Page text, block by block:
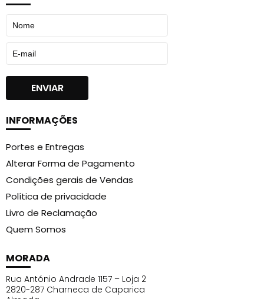
INFORMAÇÕES
Portes e Entregas
Alterar Forma de Pagamento
Condições gerais de Vendas
Política de privacidade
Livro de Reclamação
Quem Somos
MORADA
Rua António Andrade 1157 – Loja 2
2820-287 Charneca de Caparica